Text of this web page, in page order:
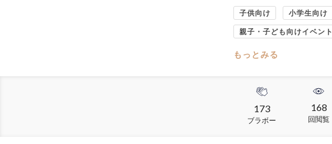
子供向け 小学生向け
親子・子ども向けイベント
もっとみる
173
ブラボー
168
回閲覧